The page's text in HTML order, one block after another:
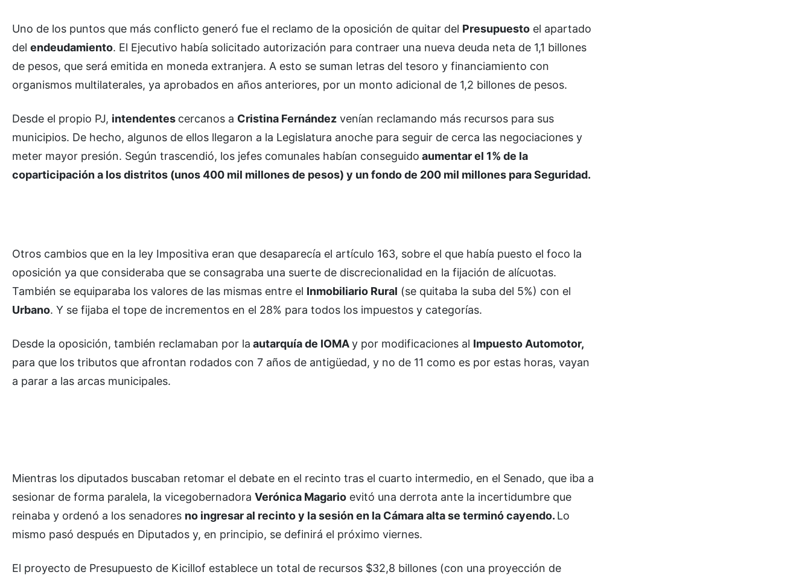
Uno de los puntos que más conflicto generó fue el reclamo de la oposición de quitar del Presupuesto el apartado
del endeudamiento. El Ejecutivo había solicitado autorización para contraer una nueva deuda neta de 1,1 billones
de pesos, que será emitida en moneda extranjera. A esto se suman letras del tesoro y financiamiento con
organismos multilaterales, ya aprobados en años anteriores, por un monto adicional de 1,2 billones de pesos.
Desde el propio PJ, intendentes cercanos a Cristina Fernández venían reclamando más recursos para sus
municipios. De hecho, algunos de ellos llegaron a la Legislatura anoche para seguir de cerca las negociaciones y
meter mayor presión. Según trascendió, los jefes comunales habían conseguido aumentar el 1% de la
coparticipación a los distritos (unos 400 mil millones de pesos) y un fondo de 200 mil millones para Seguridad.
Otros cambios que en la ley Impositiva eran que desaparecía el artículo 163, sobre el que había puesto el foco la
oposición ya que consideraba que se consagraba una suerte de discrecionalidad en la fijación de alícuotas.
También se equiparaba los valores de las mismas entre el Inmobiliario Rural (se quitaba la suba del 5%) con el
Urbano. Y se fijaba el tope de incrementos en el 28% para todos los impuestos y categorías.
Desde la oposición, también reclamaban por la autarquía de IOMAy por modificaciones al Impuesto Automotor,
para que los tributos que afrontan rodados con 7 años de antigüedad, y no de 11 como es por estas horas, vayan
a parar a las arcas municipales.
Mientras los diputados buscaban retomar el debate en el recinto tras el cuarto intermedio, en el Senado, que iba a
sesionar de forma paralela, la vicegobernadora Verónica Magario evitó una derrota ante la incertidumbre que
reinaba y ordenó a los senadores no ingresar al recinto y la sesión en la Cámara alta se terminó cayendo. Lo
mismo pasó después en Diputados y, en principio, se definirá el próximo viernes.
El proyecto de Presupuesto de Kicillof establece un total de recursos $32,8 billones (con una proyección de